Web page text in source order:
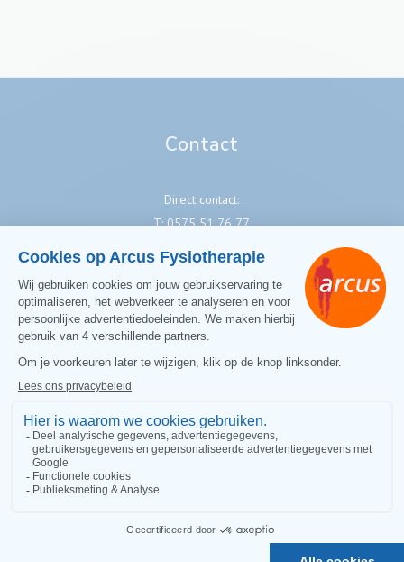
Contact
Direct contact:
T:0575 51 76 77
E:info@arcusfysiotherapie.nl
Volg ons
Like ons op Facebook
Arcus Sportfysiotherapie